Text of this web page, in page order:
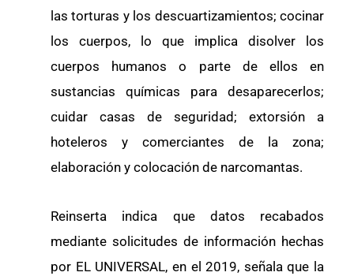
las torturas y los descuartizamientos; cocinar
los cuerpos, lo que implica disolver los
cuerpos humanos o parte de ellos en
sustancias químicas para desaparecerlos;
cuidar casas de seguridad; extorsión a
hoteleros y comerciantes de la zona;
elaboración y colocación de narcomantas.
Reinserta indica que datos recabados
mediante solicitudes de información hechas
por EL UNIVERSAL, en el 2019, señala que la